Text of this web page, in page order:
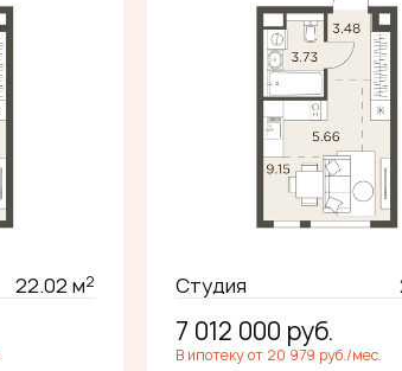
22.02 м2 Студия
7 012 000 руб.
В ипотеку от 20 979 руб./мес.